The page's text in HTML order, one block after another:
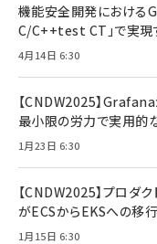
機能安全開発におけ
C/C++test CT」で実現
4月14日 6:30
【CNDW2025】Grafana
最小限の労力で実用的
1月23日 6:30
【CNDW2025】プロダ
がECSからEKSへの移
1月15日 6:30